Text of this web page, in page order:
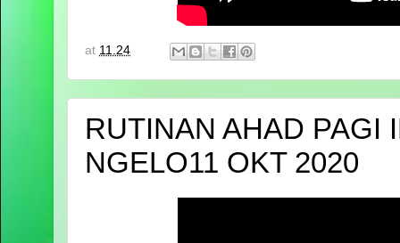
at 11.24
RUTINAN AHAD PAGI
NGELO11 OKT 2020